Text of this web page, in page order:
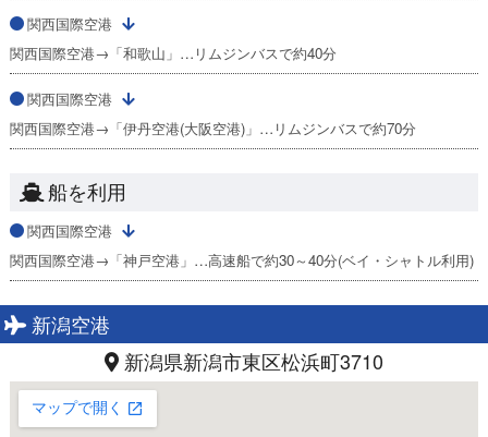
関西国際空港
関西国際空港→「和歌山」…リムジンバスで約40分
関西国際空港
関西国際空港→「伊丹空港(大阪空港)」…リムジンバスで約70分
船を利用
関西国際空港
関西国際空港→「神戸空港」…高速船で約30～40分(ベイ・シャトル利用)
新潟空港
新潟県新潟市東区松浜町3710